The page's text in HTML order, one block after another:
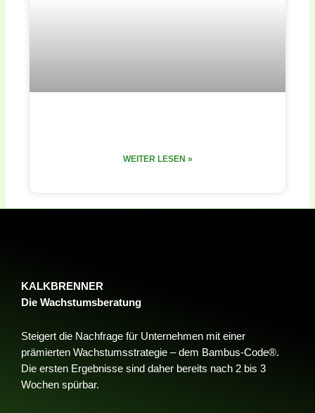
WEITER LESEN »
KALKBRENNER
Die Wachstumsberatung
Steigert die Nachfrage für Unternehmen mit einer
prämierten Wachstumsstrategie – dem Bambus-Code®.
Die ersten Ergebnisse sind daher bereits nach 2 bis 3
Wochen spürbar.